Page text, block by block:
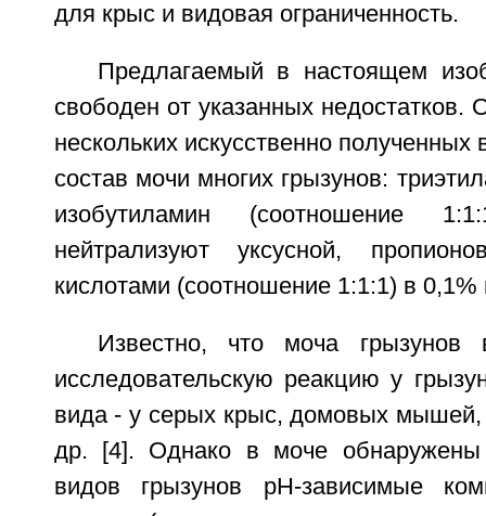
для крыс и видовая ограниченность.
Предлагаемый в настоящем
свободен от указанных недостатков.
нескольких искусственно
состав мочи многих грызунов:
изобутиламин (соотношение
нейтрализуют уксусной,
кислотами (соотношение 1:1:1) в
Известно, что моча грызунов
исследовательскую реакцию у
вида - у серых крыс, домовых мышей,
др. [4]. Однако в моче
видов грызунов рН-зависимые